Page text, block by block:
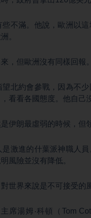
不滿。他說，歐洲以
。
，但歐洲沒有同樣回報。
北約會參戰，因為不
看看各國態度。他自己
伊朗最虛弱的時候，但
激進的什葉派神職人
風險並沒有降低。
世界來說是不可接受的
席湯姆‧科頓（Tom